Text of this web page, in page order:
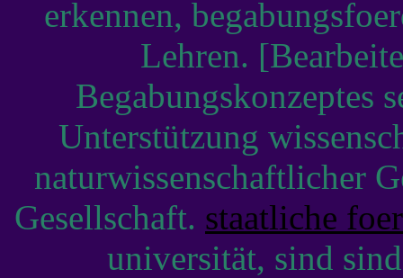
erkennen,
Lehren.
Begabungskonzeptes
Unterstützung
naturwissenschaftlicher
Gesellschaft. staatliche
universität, sind